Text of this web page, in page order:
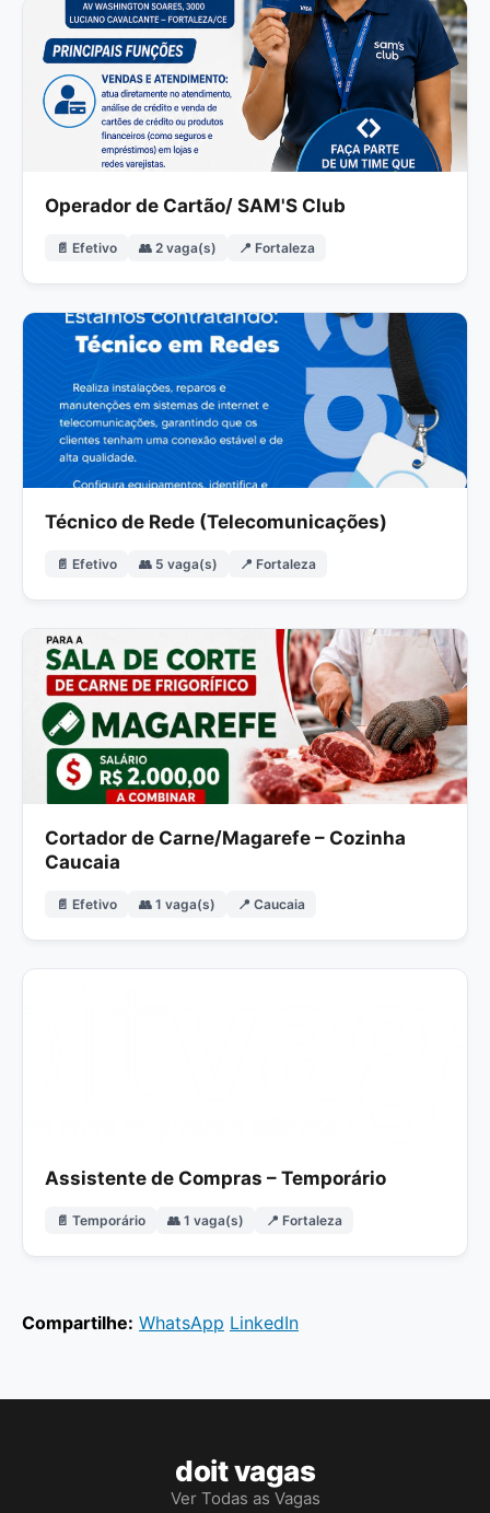
Operador de Cartão/ SAM'S Club
📄 Efetivo 👥 2 vaga(s) 📍 Fortaleza
Técnico de Rede (Telecomunicações)
📄 Efetivo 👥 5 vaga(s) 📍 Fortaleza
Cortador de Carne/Magarefe – Cozinha
Caucaia
📄 Efetivo 👥 1 vaga(s) 📍 Caucaia
Assistente de Compras – Temporário
📄 Temporário 👥 1 vaga(s) 📍 Fortaleza
Compartilhe: WhatsApp LinkedIn
doit vagas
Ver Todas as Vagas